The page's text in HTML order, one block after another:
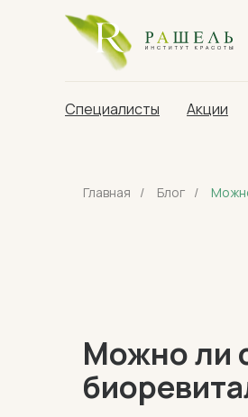
Специалисты Акции
Главная / Блог /
Можно ли